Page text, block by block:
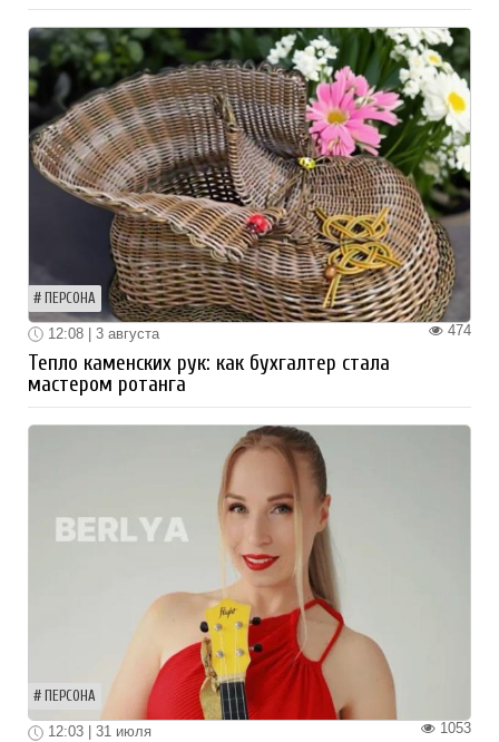
ПЕРСОНА
474
12:08 | 3 августа
Тепло каменских рук: как бухгалтер стала
мастером ротанга
ПЕРСОНА
1053
12:03 | 31 июля